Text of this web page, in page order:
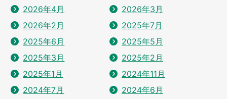
2026年4月
2026年3月
2026年2月
2025年7月
2025年6月
2025年5月
2025年3月
2025年2月
2025年1月
2024年11月
2024年7月
2024年6月